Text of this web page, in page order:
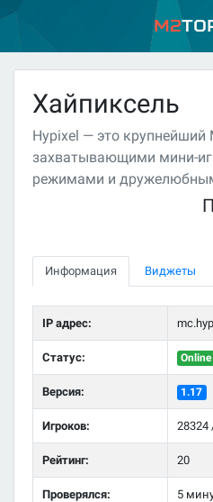
M2
Хайпиксель
Hypixel — это крупнейший
захватывающими мини-
режимами и
Информация Виджеты
IP адрес:
Статус: Online
Версия: 1.17
Игроков: 28324
Рейтинг: 20
Проверялся: 5